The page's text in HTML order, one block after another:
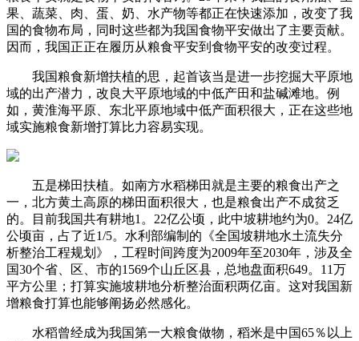
果、蔬菜、肉、蛋、奶、水产物等都正在快速添加，改变了我
国的食物布局，同时这些都为我国食物平安做出了主要贡献。
因而，我国正正在履历从粮食平安到食物平安的改变过程。
我国粮食新增扶植的思，起首该当是进一步挖掘大平原地
域的出产潜力，改良大平原地域的中低产田和盐碱滩地。例
如，黄淮海平原、东北平原地域中低产面积很大，正在这些地
域实施粮食新增打算比力容易实现。
五是梯田扶植。如南方水稻梯田就是主要的粮食出产之
一，北方黄土高原的梯田面积很大，也是粮食出产不成贫乏
的。目前我国共有耕地1。22亿公顷，此中坡耕地约为0。24亿
公顷亩，占了近1/5。水利部编制的《全国坡耕地水土流失分
析整治工程规划》，工程时间跨度为2009年至2030年，涉及全
国30个省、区、市的1569个山丘区县，总地盘面积649。11万
平方公里；打算实施坡耕地分析整治面积两亿亩。这对我国新
增粮食打算也能够阐扬必然感化。
水稻曾经成为我国第一大粮食做物，稻米是中国65％以上